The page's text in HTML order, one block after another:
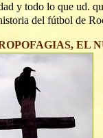
y todo lo que ud.
del fútbol de
EL